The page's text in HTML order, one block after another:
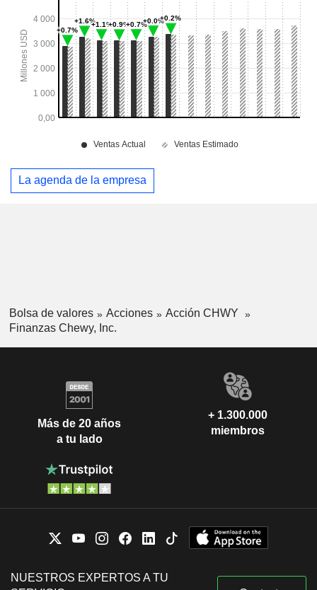
La agenda de la empresa
Bolsa de valores Acciones
Acción CHWY
Finanzas Chewy, Inc.
Más de 20 años
a tu lado
+ 1.300.000
miembros
NUESTROS EXPERTOS A TU